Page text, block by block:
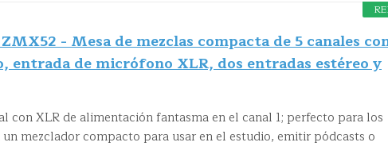
- Mesa de mezclas compacta de 5 canales
entrada de micrófono XLR, dos entradas estéreo y
con XLR de alimentación fantasma en el canal 1; perfecto para los
un mezclador compacto para usar en el estudio, emitir pódcasts o